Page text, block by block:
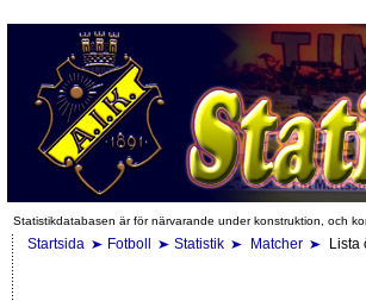
Statistikdatabasen är för närvarande under konstruktion, och
Startsida Fotboll Statistik Matcher Lista